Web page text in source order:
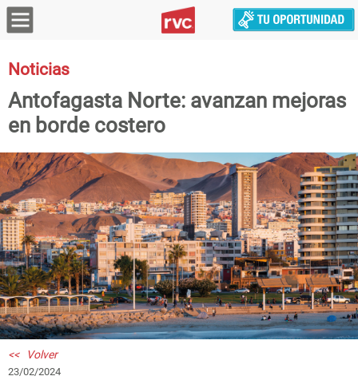
Noticias
Antofagasta Norte: avanzan mejoras
en borde costero
<< Volver
23/02/2024